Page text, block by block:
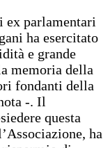
ex parlamentari
ha esercitato
e grande
memoria della
fondanti della
-. Il
questa
ha